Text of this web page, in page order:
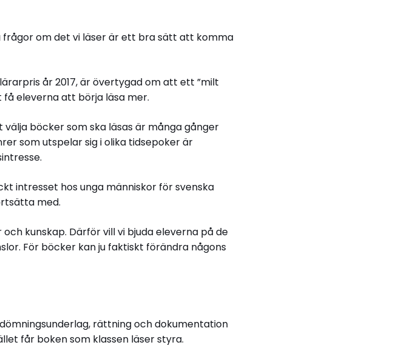
om det vi läser är ett bra sätt att komma
år 2017, är övertygad om att ett ”milt
eleverna att börja läsa mer.
böcker som ska läsas är många gånger
som utspelar sig i olika tidsepoker är
intresset hos unga människor för svenska
med.
kunskap. Därför vill vi bjuda eleverna på de
För böcker kan ju faktiskt förändra någons
rättning och dokumentation
får boken som klassen läser styra.